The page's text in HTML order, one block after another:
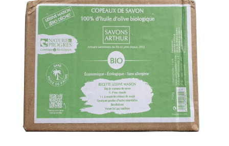
HYGIÈNE
SOINS
SANTÉ
BIEN-
ÊTRE
BÉBÉ
CULTUREL